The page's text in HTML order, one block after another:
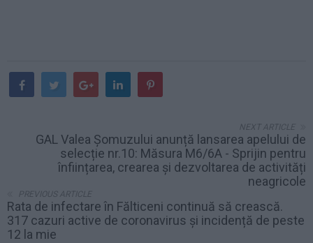
NEXT ARTICLE
GAL Valea Șomuzului anunță lansarea apelului de
selecție nr.10: Măsura M6/6A - Sprijin pentru
înființarea, crearea și dezvoltarea de activități
neagricole
PREVIOUS ARTICLE
Rata de infectare în Fălticeni continuă să crească.
317 cazuri active de coronavirus și incidență de peste
12 la mie